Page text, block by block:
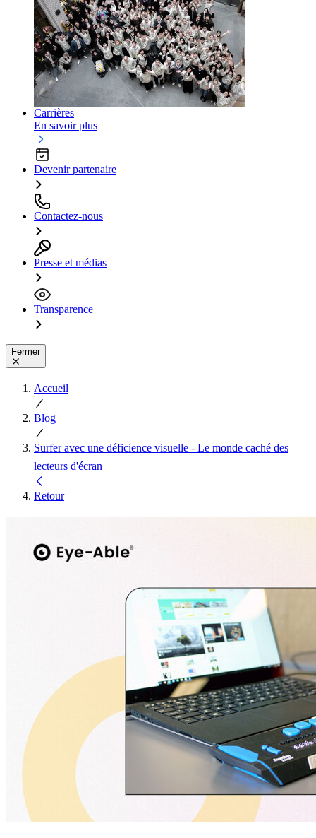
Carrières
En savoir plus
Devenir partenaire
Contactez-nous
Presse et médias
Transparence
Fermer
Accueil
Blog
Surfer avec une déficience visuelle - Le monde caché des
lecteurs d'écran
Retour